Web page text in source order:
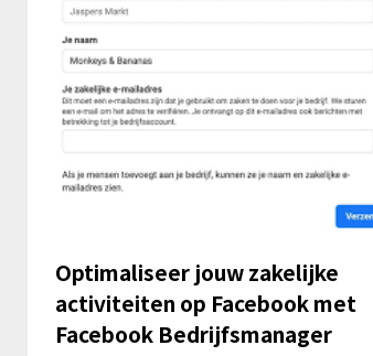
Optimaliseer jouw zakelijke
activiteiten op Facebook met
Facebook Bedrijfsmanager